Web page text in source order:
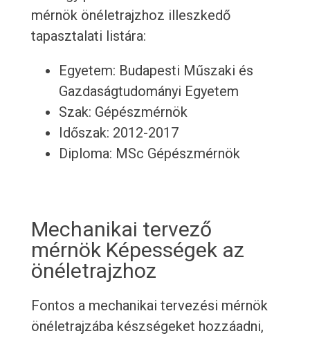
mérnök önéletrajzhoz illeszkedő
tapasztalati listára:
Egyetem: Budapesti Műszaki és
Gazdaságtudományi Egyetem
Szak: Gépészmérnök
Időszak: 2012-2017
Diploma: MSc Gépészmérnök
Mechanikai tervező
mérnök Képességek az
önéletrajzhoz
Fontos a mechanikai tervezési mérnök
önéletrajzába készségeket hozzáadni,